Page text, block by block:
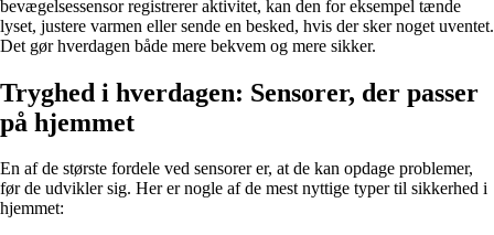
bevægelsessensor registrerer aktivitet, kan den for eksempel tænde
lyset, justere varmen eller sende en besked, hvis der sker noget uventet.
Det gør hverdagen både mere bekvem og mere sikker.
Tryghed i hverdagen: Sensorer, der passer
på hjemmet
En af de største fordele ved sensorer er, at de kan opdage problemer,
før de udvikler sig. Her er nogle af de mest nyttige typer til sikkerhed i
hjemmet: